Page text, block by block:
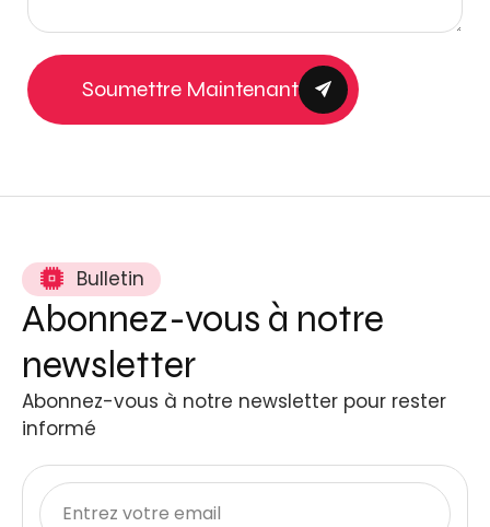
Soumettre Maintenant
Bulletin
Abonnez-vous à notre
newsletter
Abonnez-vous à notre newsletter pour rester
informé